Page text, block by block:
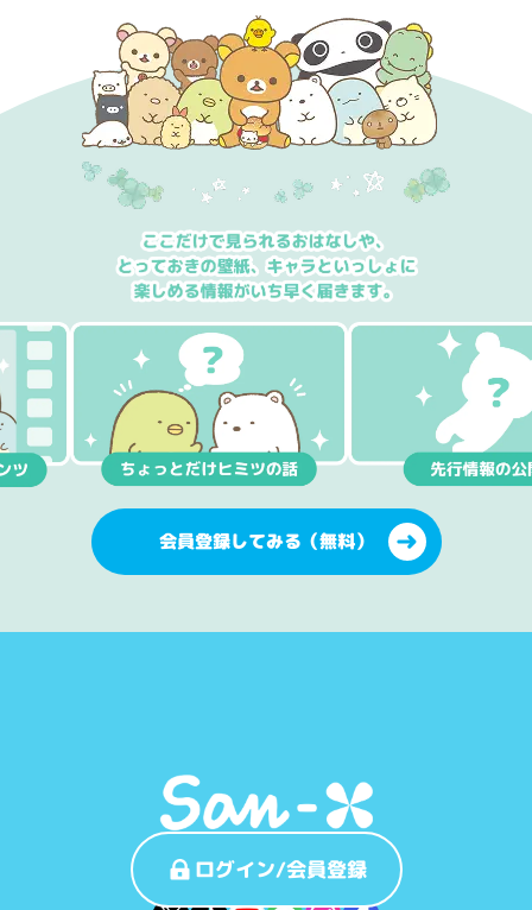
会員登録してみる（無料）
ログイン/会員登録